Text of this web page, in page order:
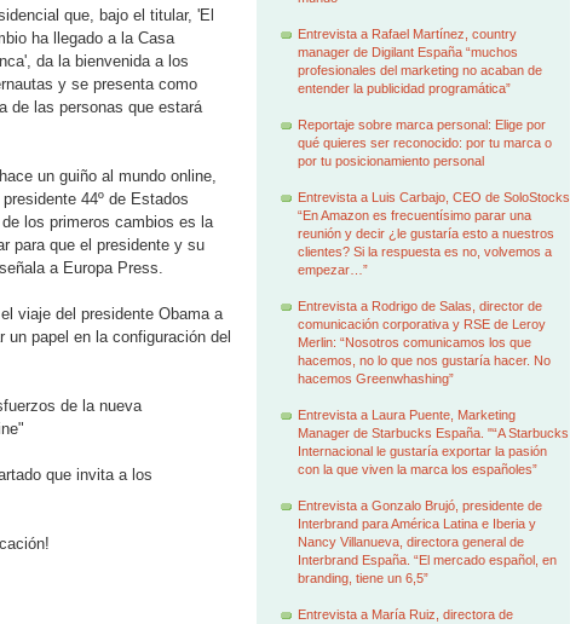
que, bajo el titular, 'El
ha llegado a la Casa
da la bienvenida a los
y se presenta como
de las personas que estará
un guiño al mundo online,
44º de Estados
los primeros cambios es la
para que el presidente y su
a Europa Press.
viaje del presidente Obama a
papel en la configuración del
de la nueva
que invita a los
Entrevista a Rafael Martínez, country
manager de Digilant España “muchos
profesionales del marketing no acaban de
entender la publicidad programática”
Reportaje sobre marca personal: Elige por
qué quieres ser reconocido: por tu marca o
por tu posicionamiento personal
Entrevista a Luis Carbajo, CEO de SoloStocks
“En Amazon es frecuentísimo parar una
reunión y decir ¿le gustaría esto a nuestros
clientes? Si la respuesta es no, volvemos a
empezar…”
Entrevista a Rodrigo de Salas, director de
comunicación corporativa y RSE de Leroy
Merlin: “Nosotros comunicamos los que
hacemos, no lo que nos gustaría hacer. No
hacemos Greenwhashing”
Entrevista a Laura Puente, Marketing
Manager de Starbucks España. "“A Starbucks
Internacional le gustaría exportar la pasión
con la que viven la marca los españoles”
Entrevista a Gonzalo Brujó, presidente de
Interbrand para América Latina e Iberia y
Nancy Villanueva, directora general de
Interbrand España. “El mercado español, en
branding, tiene un 6,5”
Entrevista a María Ruiz, directora de